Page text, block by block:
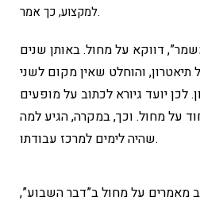
למקצוע, כך אמר.
דווקא על מחול. באותן שנים
תיאטרון, והוחלט שאין מקום לשני
לכן יועד גיורא לכתוב על מופעים
על מחול. וכך, במקרה, הגיע למה
שהיה לימים למרכז עבודתו.
לכתוב מאמרים על מחול ב”דבר השבוע”,